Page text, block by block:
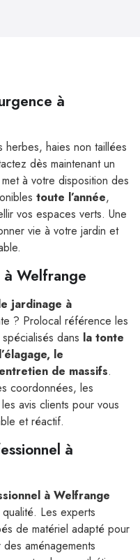
à
herbes, haies non taillées
dès maintenant un
à votre disposition des
toute l’année,
vos espaces verts. Une
vie à votre jardin et
Welfrange
jardinage à
? Prolocal référence les
spécialisés dans la tonte
le
de massifs.
coordonnées, les
avis clients pour vous
et réactif.
à
à Welfrange
Les experts
de matériel adapté pour
aménagements